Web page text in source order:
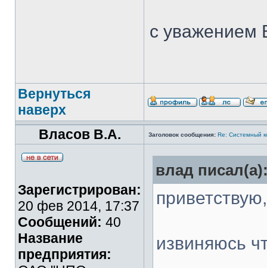
с уважением
Вернуться
наверх
Власов В.А.
Заголовок сообщения: Re: Системный
Зарегистрирован:
20 фев 2014, 17:37
Сообщений: 40
Название
предприятия:
влад
приветствую,
извиняюсь